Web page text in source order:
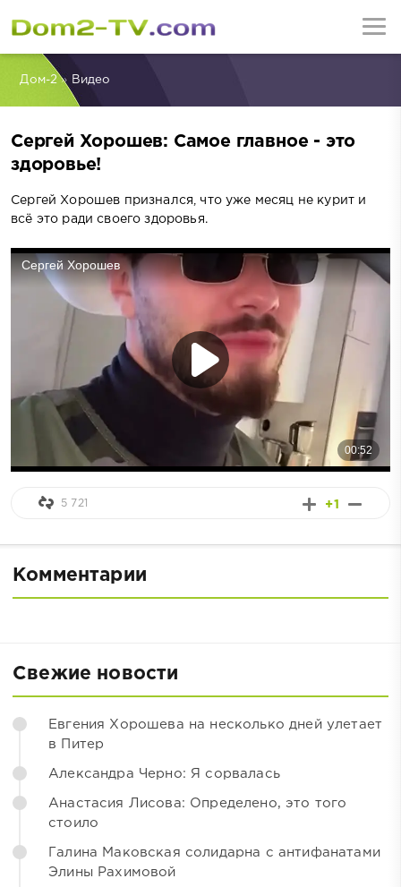
Дом-2» Видео
Сергей Хорошев: Самое главное - это
здоровье!
Сергей Хорошев признался, что уже месяц не курит и
всё это ради своего здоровья.
+1
5 721
Комментарии
Свежие новости
Евгения Хорошева на несколько дней улетает
в Питер
Александра Черно: Я сорвалась
Анастасия Лисова: Определено, это того
стоило
Галина Маковская солидарна с антифанатами
Элины Рахимовой